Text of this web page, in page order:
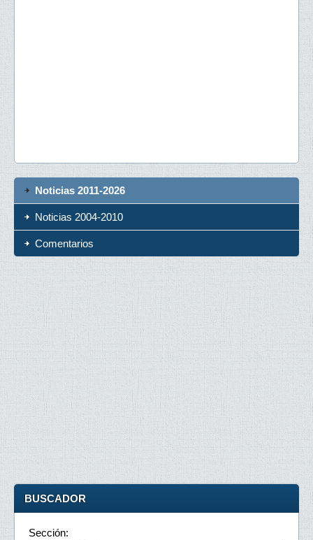
Noticias 2011-2026
Noticias 2004-2010
Comentarios
BUSCADOR
Sección: